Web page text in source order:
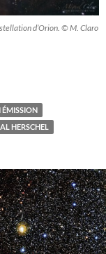
d’Orion. © M. Claro
cache une
ÉMISSION
HERSCHEL